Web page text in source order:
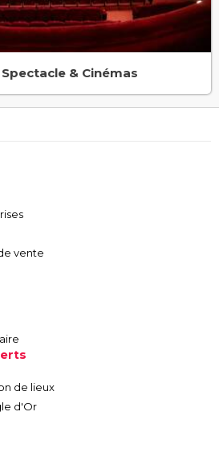
& Cinémas
vente
de lieux
d'Or